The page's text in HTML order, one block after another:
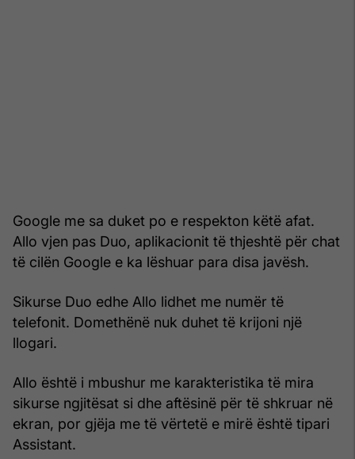
Google me sa duket po e respekton këtë afat.
Allo vjen pas Duo, aplikacionit të thjeshtë për chat
të cilën Google e ka lëshuar para disa javësh.
Sikurse Duo edhe Allo lidhet me numër të
telefonit. Domethënë nuk duhet të krijoni një
llogari.
Allo është i mbushur me karakteristika të mira
sikurse ngjitësat si dhe aftësinë për të shkruar në
ekran, por gjëja me të vërtetë e mirë është tipari
Assistant.